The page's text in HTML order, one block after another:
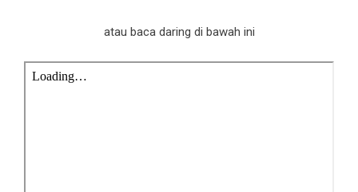
atau baca daring di bawah ini